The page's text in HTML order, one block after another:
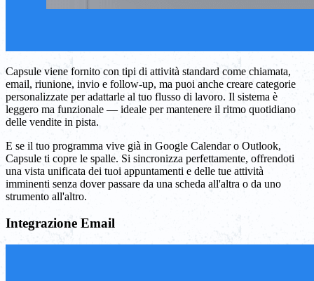
Capsule viene fornito con tipi di attività standard come chiamata,
email, riunione, invio e follow-up, ma puoi anche creare categorie
personalizzate per adattarle al tuo flusso di lavoro. Il sistema è
leggero ma funzionale — ideale per mantenere il ritmo quotidiano
delle vendite in pista.
E se il tuo programma vive già in Google Calendar o Outlook,
Capsule ti copre le spalle. Si sincronizza perfettamente, offrendoti
una vista unificata dei tuoi appuntamenti e delle tue attività
imminenti senza dover passare da una scheda all'altra o da uno
strumento all'altro.
Integrazione Email